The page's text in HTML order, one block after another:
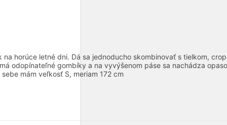
horúce letné dni. Dá sa jednoducho skombinovať s tielkom,
odopínateľné gombíky a na vyvýšenom páse sa nachádza
mám veľkosť S, meriam 172 cm